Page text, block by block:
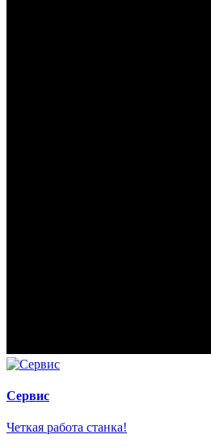
Сервис
Четкая работа станка!